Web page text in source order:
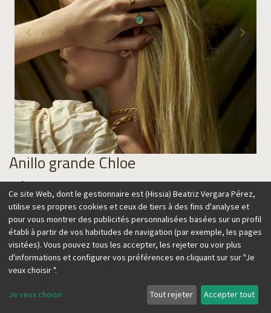
Anillo grande Chloe
Color
85,00€
Ajouter au panier
Ce site Web, dont le gestionnaire est (Hissia) Beatriz Vergara Pérez,
utilise ses propres cookies et ceux de tiers à des fins d'analyse et
pour vous montrer des publicités personnalisées basées sur un profil
établi à partir de vos habitudes de navigation (par exemple, les pages
visitées). Vous pouvez tous les accepter, les rejeter ou voir plus
d'informations et configurer vos préférences en cliquant sur sur "Je
veux choisir ".
Je veux choisir Tout rejeter Accepter tout